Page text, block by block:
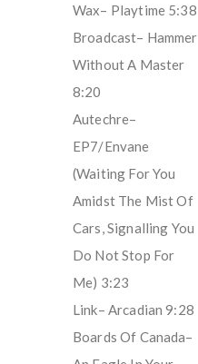
Wax– Playtime 5:38
Broadcast– Hammer
Without A Master
8:20
Autechre–
EP7/Envane
(Waiting For You
Amidst The Mist Of
Cars, Signalling You
Do Not Stop For
Me) 3:23
Link– Arcadian 9:28
Boards Of Canada–